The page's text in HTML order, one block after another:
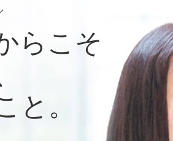
らこそ
と。